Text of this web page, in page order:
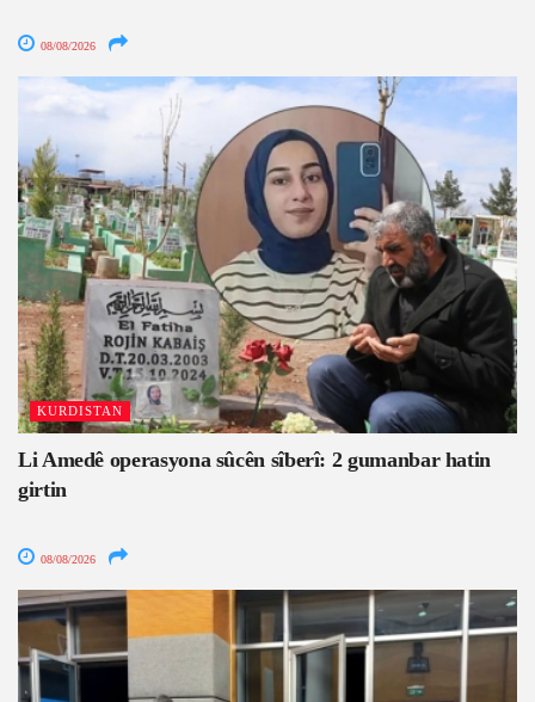
08/08/2026
KURDISTAN
Li Amedê operasyona sûcên sîberî: 2 gumanbar hatin
girtin
08/08/2026